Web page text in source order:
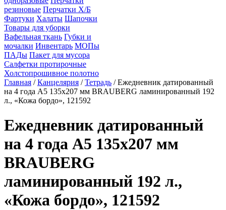
резиновые Перчатки Х/Б
Фартуки Халаты Шапочки
Товары для уборки
Вафельная ткань Губки и
мочалки Инвентарь МОПы
ПАДы Пакет для мусора
Салфетки протирочные
Холстопрошивное полотно
Главная /Канцелярия /Тетрадь / Ежедневник датированный
на 4 года А5 135х207 мм BRAUBERG ламинированный 192
л., «Кожа бордо», 121592
Ежедневник датированный
на 4 года А5 135х207 мм
BRAUBERG
ламинированный 192 л.,
«Кожа бордо», 121592